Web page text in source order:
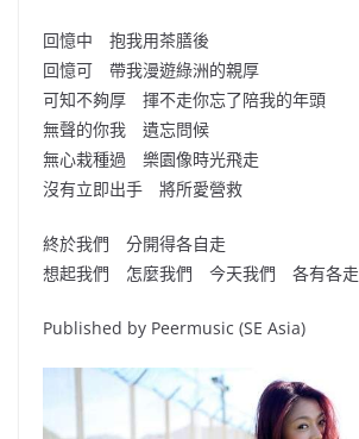
回憶中 抱我用茶膳後
回憶可 帶我漫遊綠洲的親厚
可知不夠厚 揮不走你忘了陪我的年頭
無聲的你我 遺忘問候
無心栽種過 樂園像時光飛走
沒有立即出手 將所愛營救
終於我們 分開得各自走
想起我們 怎麼我們 今天我們 各有各走
Published by Peermusic (SE Asia)